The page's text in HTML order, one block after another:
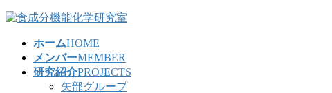
コ
ナ
ホームHOME
メンバーMEMBER
研究紹介PROJECTS
矢部グループ